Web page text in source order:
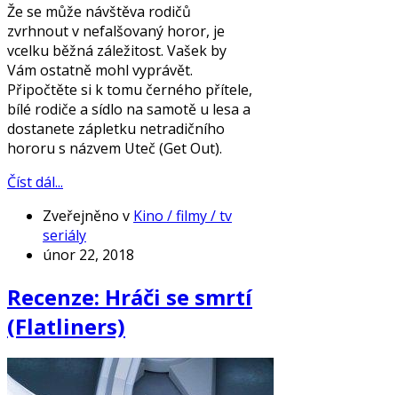
Že se může návštěva rodičů
zvrhnout v nefalšovaný horor, je
vcelku běžná záležitost. Vašek by
Vám ostatně mohl vyprávět.
Připočtěte si k tomu černého přítele,
bílé rodiče a sídlo na samotě u lesa a
dostanete zápletku netradičního
hororu s názvem Uteč (Get Out).
Číst dál...
Zveřejněno v Kino / filmy / tv
seriály
únor 22, 2018
Recenze: Hráči se smrtí
(Flatliners)